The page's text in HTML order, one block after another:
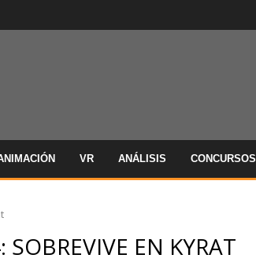
VR ANÁLISIS CONCURSOS
SOBREVIVE EN KYRAT